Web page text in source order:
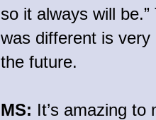
so it always will
was different is
the future.
MS: It’s amazing